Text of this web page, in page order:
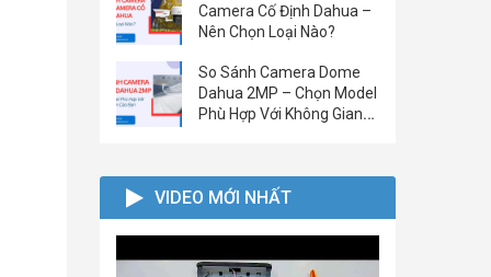
Camera Cố Định Dahua –
Nên Chọn Loại Nào?
So Sánh Camera Dome
Dahua 2MP – Chọn Model
Phù Hợp Với Không Gian
VIDEO MỚI NHẤT